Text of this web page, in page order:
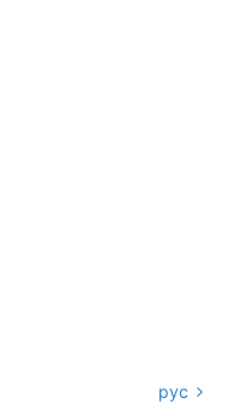
рус